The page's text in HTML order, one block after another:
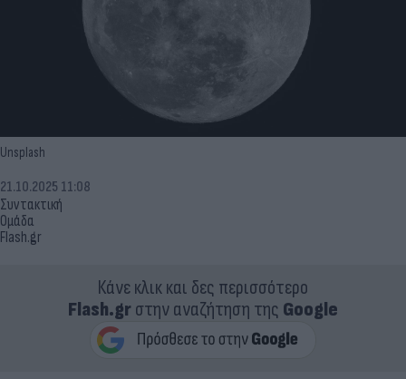
Unsplash
Συντακτική
Ομάδα
Flash.gr
21.10.2025 11:08
Κάνε κλικ και δες περισσότερο
Flash.grστην αναζήτηση της Google